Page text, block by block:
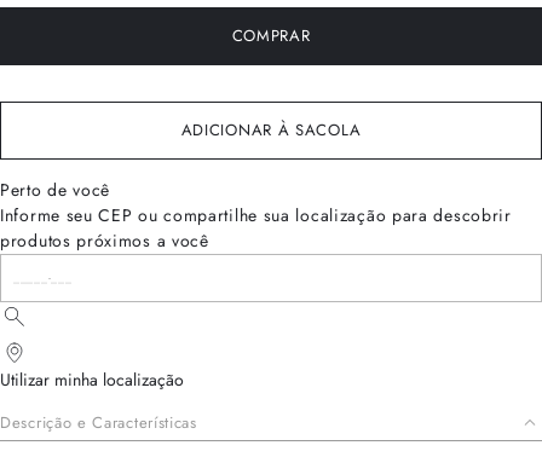
COMPRAR
ADICIONAR À SACOLA
Perto de você
Informe seu CEP ou compartilhe sua localização para descobrir
produtos próximos a você
Utilizar minha localização
Descrição e Características